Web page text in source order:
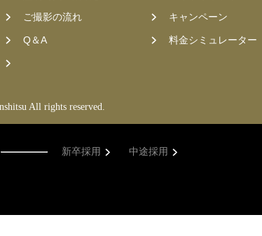
ご撮影の流れ キャンペーン
Q＆A 料金シミュレーター
All rights reserved.
新卒採用 中途採用